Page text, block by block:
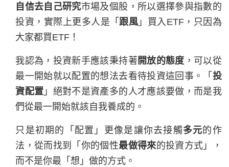
自信去自己研究市場及個股，所以選擇參與指數的
投資，實際上更多人是「跟風 」買入ETF，只因為
大家都買ETF！
我認為，投資新手應該秉持著 開放的態度 ，可以從
最一開始就以配置的想法去看待投資這回事。「 投
資配置 」絕對不是資產多的人才應該要做，而是我
們從最一開始就該自我養成的。
只是初期的「配置」更像是讓你去接觸多元的作
法，從而找到「你的個性最做得來的投資方式」，
而不是你最「想」做的方式。